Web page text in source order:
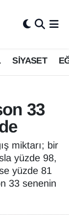
SİYASET
33
miktarı; bir
yüzde 98,
yüzde 81
33 senenin